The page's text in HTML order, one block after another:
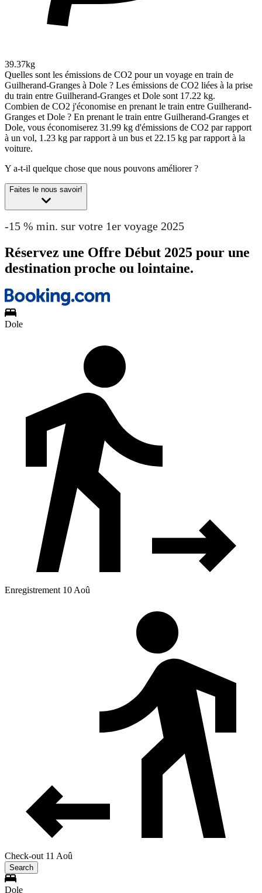
39.37kg
Quelles sont les émissions de CO2 pour un voyage en train de
Guilherand-Granges à Dole ? Les émissions de CO2 liées à la prise
du train entre Guilherand-Granges et Dole sont 17.22 kg.
Combien de CO2 j'économise en prenant le train entre Guilherand-
Granges et Dole ? En prenant le train entre Guilherand-Granges et
Dole, vous économiserez 31.99 kg d'émissions de CO2 par rapport
à un vol, 1.23 kg par rapport à un bus et 22.15 kg par rapport à la
voiture.
Y a-t-il quelque chose que nous pouvons améliorer ?
Faites le nous savoir!
-15 % min. sur votre 1er voyage 2025
Réservez une Offre Début 2025 pour une
destination proche ou lointaine.
Dole
Enregistrement 10 Aoû
Check-out 11 Aoû
Search
Dole